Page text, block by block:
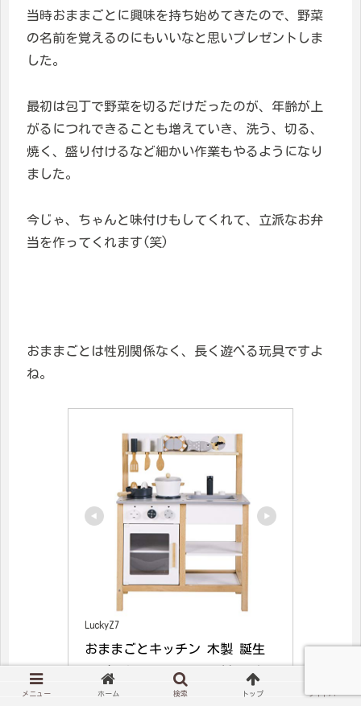
当時おままごとに興味を持ち始めてきたので、野菜
の名前を覚えるのにもいいなと思いプレゼントしま
した。
最初は包丁で野菜を切るだけだったのが、年齢が上
がるにつれできることも増えていき、洗う、切る、
焼く、盛り付けるなど細かい作業もやるようになり
ました。
今じゃ、ちゃんと味付けもしてくれて、立派なお弁
当を作ってくれます(笑)
おままごとは性別関係なく、長く遊べる玩具ですよ
ね。
LuckyZ7
おままごとキッチン 木製 誕生
日 台所 調理器具付 食材 知育
玩具 コンロ ミニキッチン おも
メニュー ホーム 検索 トップ サイドバー